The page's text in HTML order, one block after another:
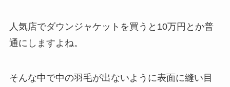
人気店でダウンジャケットを買うと10万円とか普
通にしますよね。
そんな中で中の羽毛が出ないように表面に縫い目